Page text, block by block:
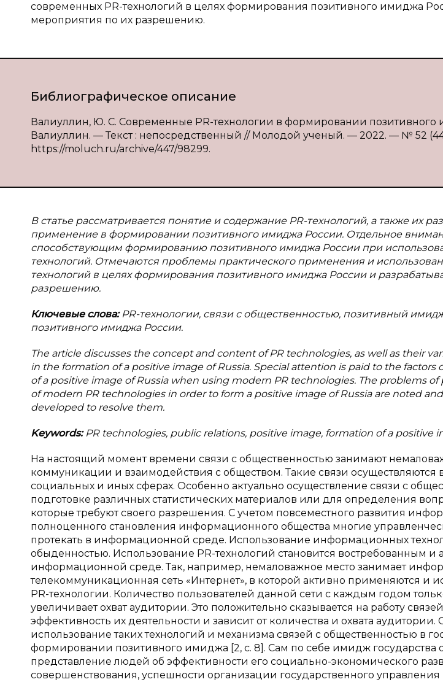
современных PR-технологий в целях формирования позитивного имиджа
мероприятия по их разрешению.
Библиографическое описание
Валиуллин, Ю. С. Современные PR-технологии в формировании
Валиуллин. — Текст : непосредственный // Молодой ученый. — 2022. — № 52
https://moluch.ru/archive/447/98299.
В статье рассматривается понятие и содержание PR-технологий, а также их
применение в формировании позитивного имиджа России. Отдельное
способствующим формированию позитивного имиджа России при
технологий. Отмечаются проблемы практического применения и
технологий в целях формирования позитивного имиджа России и
разрешению.
Ключевые слова: PR-технологии, связи с общественностью, позитивный
позитивного имиджа России.
The article discusses the concept and content of PR technologies, as well as their
in the formation of a positive image of Russia. Special attention is paid to the
of a positive image of Russia when using modern PR technologies. The problems
of modern PR technologies in order to form a positive image of Russia are noted
developed to resolve them.
Keywords: PR technologies, public relations, positive image, formation of a positive
На настоящий момент времени связи с общественностью занимают
коммуникации и взаимодействия с обществом. Такие связи осуществляются
социальных и иных сферах. Особенно актуально осуществление связи с
подготовке различных статистических материалов или для определения
которые требуют своего разрешения. С учетом повсеместного развития
полноценного становления информационного общества многие
протекать в информационной среде. Использование информационных
обыденностью. Использование PR-технологий становится востребованным и
информационной среде. Так, например, немаловажное место занимает
телекоммуникационная сеть «Интернет», в которой активно применяются и
PR-технологии. Количество пользователей данной сети с каждым годом
увеличивает охват аудитории. Это положительно сказывается на работу
эффективность их деятельности и зависит от количества и охвата аудитории.
использование таких технологий и механизма связей с общественностью в
формировании позитивного имиджа [2, с. 8]. Сам по себе имидж государства
представление людей об эффективности его социально-экономического
совершенствования, успешности организации государственного управления